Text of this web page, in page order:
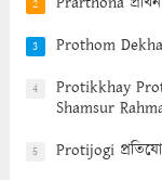
2
3 Prothom Dekha
4
Protikkhay
Shamsur
5 Protijogi